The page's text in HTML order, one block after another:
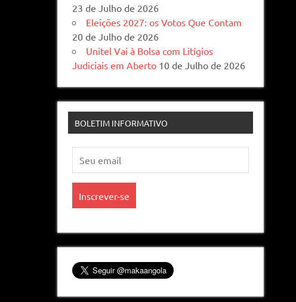
23 de Julho de 2026
Eleições 2027: os Votos Que Contam
20 de Julho de 2026
Unitel Vai à Bolsa com Litígios
Judiciais em Aberto 10 de Julho de 2026
BOLETIM INFORMATIVO